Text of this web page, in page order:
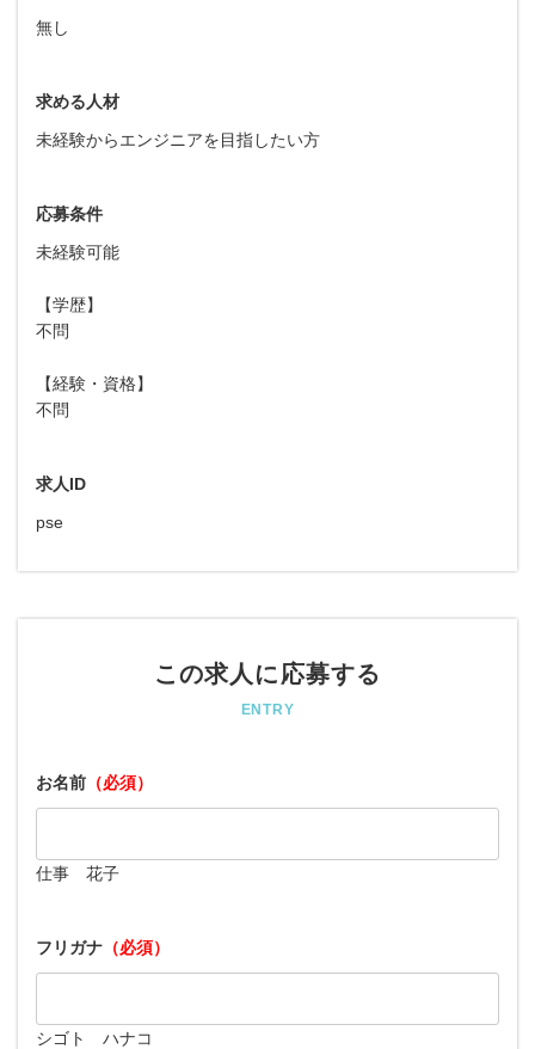
無し
求める人材
未経験からエンジニアを目指したい方
応募条件
未経験可能
【学歴】
不問
【経験・資格】
不問
求人ID
pse
この求人に応募する
ENTRY
お名前 （必須）
仕事 花子
フリガナ （必須）
シゴト ハナコ